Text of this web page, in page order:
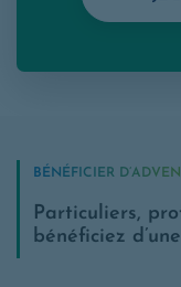
BÉNÉFICIER
Particuliers,
bénéficiez